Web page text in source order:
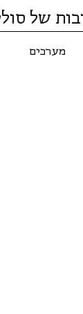
מערכים
של